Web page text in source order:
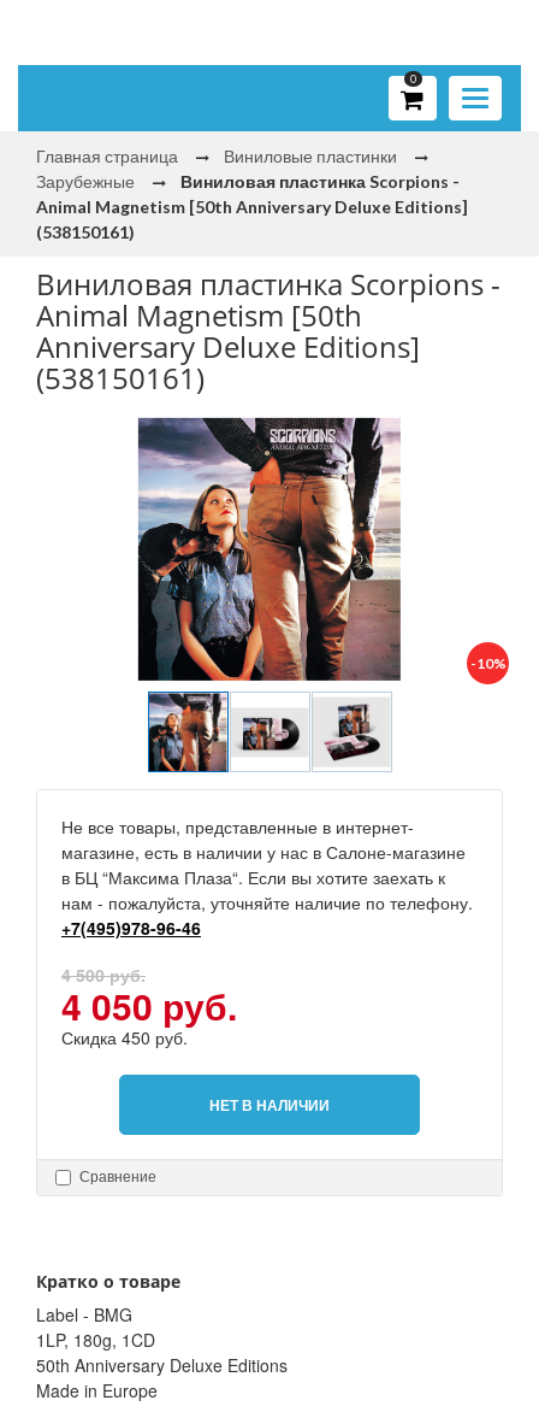
Toggle
0
Главная страница
Виниловые пластинки
Зарубежные
Виниловая пластинка Scorpions -
Animal Magnetism [50th Anniversary Deluxe Editions]
(538150161)
Виниловая пластинка Scorpions -
Animal Magnetism [50th
Anniversary Deluxe Editions]
(538150161)
-10%
Не все товары, представленные в интернет-
магазине, есть в наличии у нас в Салоне-магазине
в БЦ “Максима Плаза“. Если вы хотите заехать к
нам - пожалуйста, уточняйте наличие по телефону.
+7(495)978-96-46
4 500 руб.
4 050 руб.
Скидка 450 руб.
НЕТ В НАЛИЧИИ
Сравнение
Кратко о товаре
Label - BMG
1LP, 180g, 1CD
50th Anniversary Deluxe Editions
Made in Europe